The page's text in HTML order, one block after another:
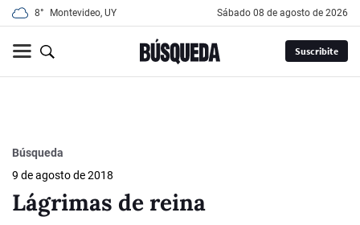
8° Montevideo, UY sábado 08 de agosto de 2026
Suscribite
Búsqueda
9 de agosto de 2018
Lágrimas de reina